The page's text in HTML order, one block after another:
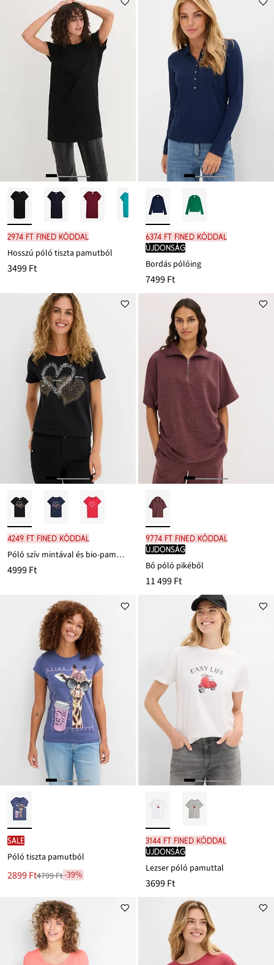
2974 Ft FINED kóddal
Hosszú póló tiszta pamutból
3499 Ft
6374 Ft FINED kóddal
újdonság
Bordás pólóing
7499 Ft
4249 Ft FINED kóddal
Póló szív mintával és bio-pamutból
4999 Ft
9774 Ft FINED kóddal
újdonság
Bő póló pikéből
11 499 Ft
SALE
Póló tiszta pamutból
Új
2899 Ft
Leárazva4799 Ft-39%
3144 Ft FINED kóddal
újdonság
Lezser póló pamuttal
3699 Ft